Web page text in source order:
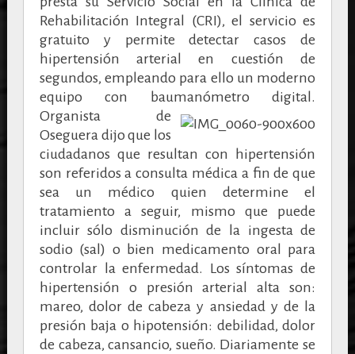
Rehabilitación Integral (CRI), el servicio es
gratuito y permite detectar casos de
hipertensión arterial en cuestión de
segundos, empleando para ello un moderno
equipo con baumanómetro digital.
Organista de
Oseguera dijo que los
ciudadanos que resultan con hipertensión
son referidos a consulta médica a fin de que
sea un médico quien determine el
tratamiento a seguir, mismo que puede
incluir sólo disminución de la ingesta de
sodio (sal) o bien medicamento oral para
controlar la enfermedad. Los síntomas de
hipertensión o presión arterial alta son:
mareo, dolor de cabeza y ansiedad y de la
presión baja o hipotensión: debilidad, dolor
de cabeza, cansancio, sueño. Diariamente se